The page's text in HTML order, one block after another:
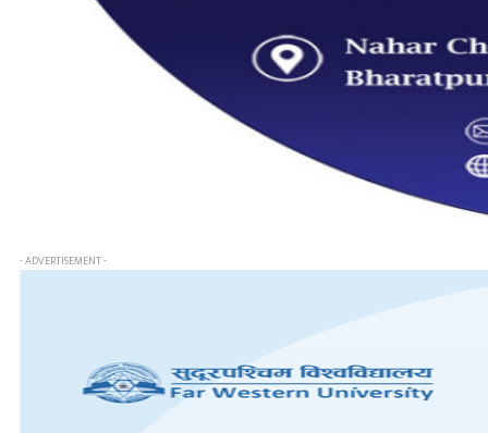
- ADVERTISEMENT -